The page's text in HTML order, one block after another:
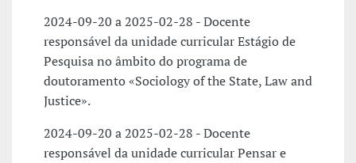
2024-09-20 a 2025-02-28 - Docente
responsável da unidade curricular Estágio de
Pesquisa no âmbito do programa de
doutoramento «Sociology of the State, Law and
Justice».
2024-09-20 a 2025-02-28 - Docente
responsável da unidade curricular Pensar e